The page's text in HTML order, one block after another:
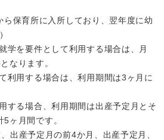
育所に入所しており、翌年度に幼
を要件として利用する場合は、月
なります。
用する場合は、利用期間は3ヶ月に
る場合、利用期間は出産予定月とそ
ヶ月間です。
産予定月の前4か月、出産予定月、